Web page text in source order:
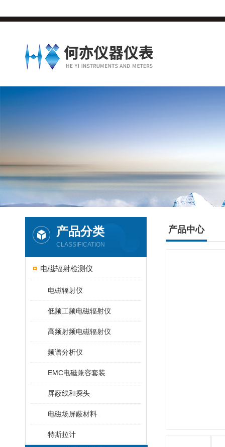
产品分类
CLASSIFICATION
电磁辐射检测仪
电磁辐射仪
低频工频电磁辐射仪
高频射频电磁辐射仪
频谱分析仪
EMC电磁兼容套装
屏蔽线和探头
电磁场屏蔽材料
特斯拉计
产品中心